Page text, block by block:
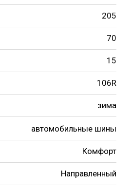
205
70
15
106R
зима
автомобильные шины
Комфорт
Направленный